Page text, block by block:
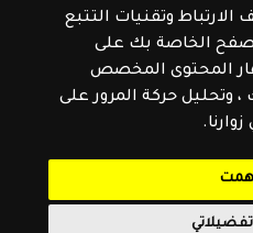
وتقنيات التتبع
الخاصة بك على
المحتوى المخصص
وتحليل حركة المرور على